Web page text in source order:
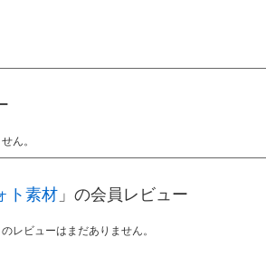
ん。
ト素材 」の会員レビュー
レビューはまだありません。